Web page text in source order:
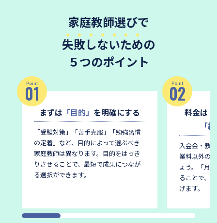
家庭教師選びで
失敗しないための
５つのポイント
Point
01
まずは 「目的」 を明確にする
「受験対策」「苦手克服」「勉強習慣
の定着」など、目的によって選ぶべき
家庭教師は異なります。 目的をはっき
りさせることで、最短で成果につなが
る選択ができます。
Point
02
料金は
「
入会金・教
業料以外の
ょう。
「月
ることで、
げます。